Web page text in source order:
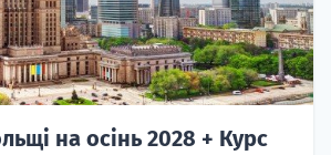
на осінь 2028 + Курс